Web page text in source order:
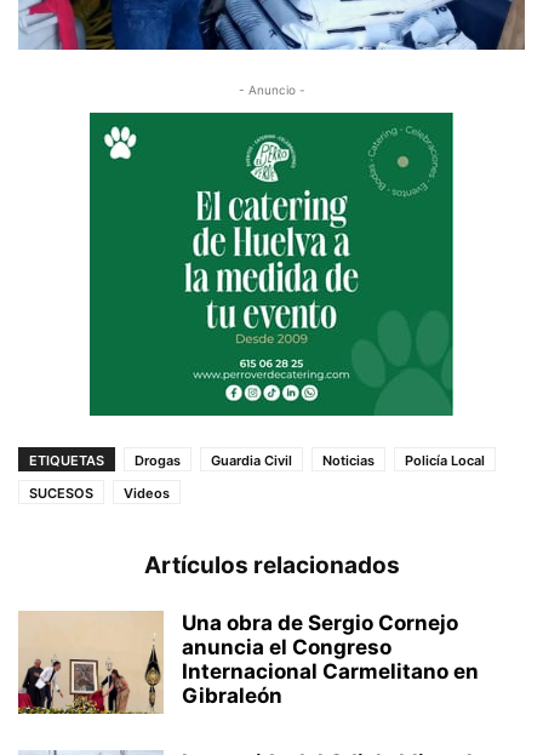
- Anuncio -
ETIQUETAS Drogas Guardia Civil Noticias
Policía Local
SUCESOS
Videos
Artículos relacionados
Una obra de Sergio Cornejo
anuncia el Congreso
Internacional Carmelitano en
Gibraleón